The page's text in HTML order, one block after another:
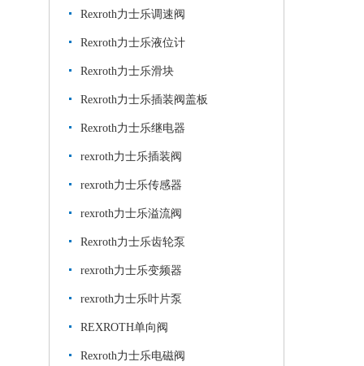
Rexroth力士乐调速阀
Rexroth力士乐液位计
Rexroth力士乐滑块
Rexroth力士乐插装阀盖板
Rexroth力士乐继电器
rexroth力士乐插装阀
rexroth力士乐传感器
rexroth力士乐溢流阀
Rexroth力士乐齿轮泵
rexroth力士乐变频器
rexroth力士乐叶片泵
REXROTH单向阀
Rexroth力士乐电磁阀